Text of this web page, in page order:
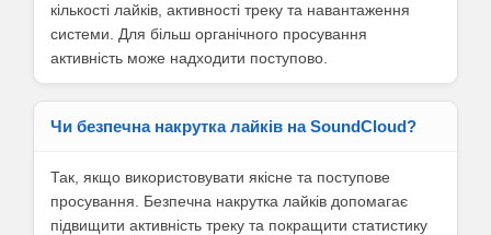
кількості лайків, активності треку та навантаження
системи. Для більш органічного просування
активність може надходити поступово.
Чи безпечна накрутка лайків на SoundCloud?
Так, якщо використовувати якісне та поступове
просування. Безпечна накрутка лайків допомагає
підвищити активність треку та покращити статистику